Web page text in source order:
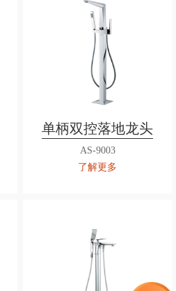
单柄双控落地龙头
AS-9003
了解更多